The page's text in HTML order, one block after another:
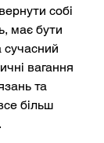
собі
має бути
сучасний
вагання
та
більш